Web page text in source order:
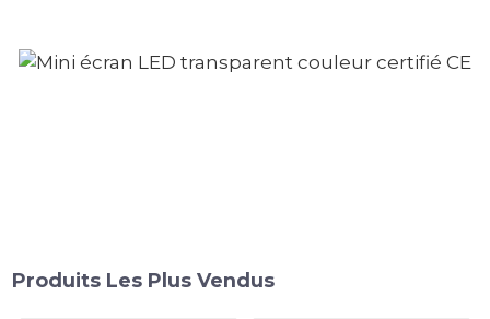
Produits Les Plus Vendus